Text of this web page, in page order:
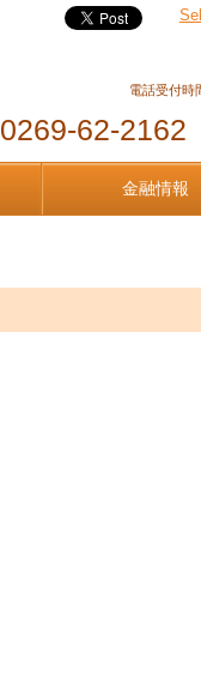
電話受付時
0269-62-2162
金融情報